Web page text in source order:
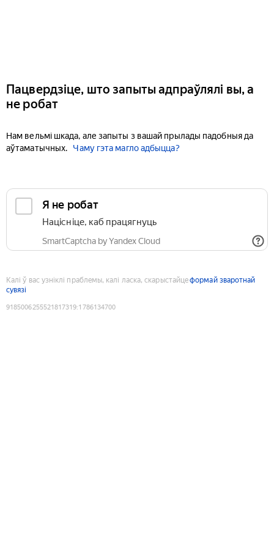
Пацвердзіце, што запыты адпраўлялі вы, а
не робат
Нам вельмі шкада, але запыты з вашай прылады падобныя да
аўтаматычных.
Чаму гэта магло адбыцца?
Я не робат
Націсніце, каб працягнуць
SmartCaptcha by Yandex Cloud
Калі ў вас узніклі праблемы, калі ласка, скарыстайцеформай зваротнай
сувязі
9185006255521817319:1786134700